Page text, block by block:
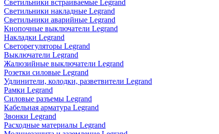
Светильники встраиваемые Legrand
Светильники накладные Legrand
Светильники аварийные Legrand
Кнопочные выключатели Legrand
Накладки Legrand
Светорегуляторы Legrand
Выключатели Legrand
Жалюзийные выключатели Legrand
Розетки силовые Legrand
Удлинители, колодки, разветвители Legrand
Рамки Legrand
Силовые разъемы Legrand
Кабельная арматура Legrand
Звонки Legrand
Расходные материалы Legrand